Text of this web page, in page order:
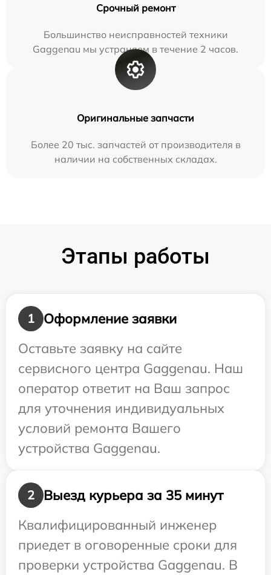
Срочный ремонт
Большинство неисправностей техники
Gaggenau мы устраняем в течение 2 часов.
Оригинальные запчасти
Более 20 тыс. запчастей от производителя в
наличии на собственных складах.
Этапы работы
1
Оформление заявки
Оставьте заявку на сайте
сервисного центра Gaggenau. Наш
оператор ответит на Ваш запрос
для уточнения индивидуальных
условий ремонта Вашего
устройства Gaggenau.
2
Выезд курьера за 35 минут
Квалифицированный инженер
приедет в оговоренные сроки для
проверки устройства Gaggenau. В